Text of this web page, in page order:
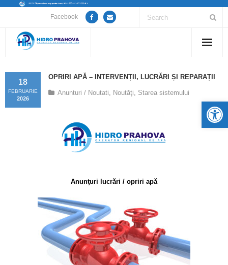
Facebook
Despre noi
Guvernanță Corporativă
Informații de interes public
Calitatea apei
OPRIRI APĂ – INTERVENȚII, LUCRĂRI ȘI REPARAȚII
18
FEBRUARIE
2026
Anunturi / Noutati, Noutăţi, Starea sistemului
Anunţuri lucrări / opriri apă